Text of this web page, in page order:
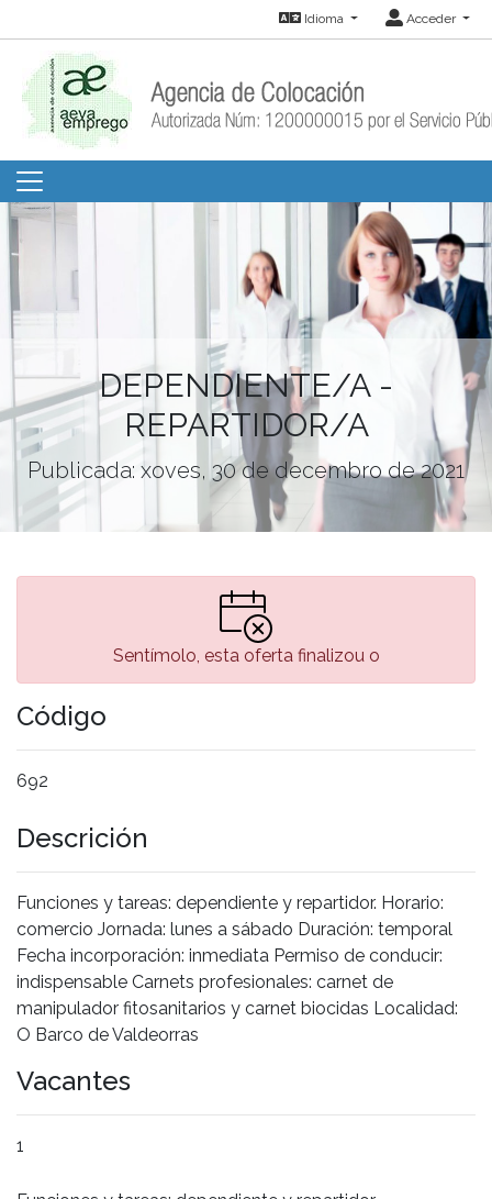
Idioma Acceder
DEPENDIENTE/A -
REPARTIDOR/A
Publicada: xoves, 30 de decembro de 2021
Sentímolo, esta oferta finalizou o
Código
692
Descrición
Funciones y tareas: dependiente y repartidor. Horario:
comercio Jornada: lunes a sábado Duración: temporal
Fecha incorporación: inmediata Permiso de conducir:
indispensable Carnets profesionales: carnet de
manipulador fitosanitarios y carnet biocidas Localidad:
O Barco de Valdeorras
Vacantes
1